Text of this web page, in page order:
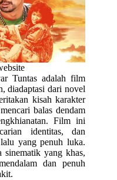
Tuntas adalah film
diadaptasi dari novel
kisah karakter
balas dendam
Film ini
identitas, dan
yang penuh luka.
sinematik yang khas,
dan penuh